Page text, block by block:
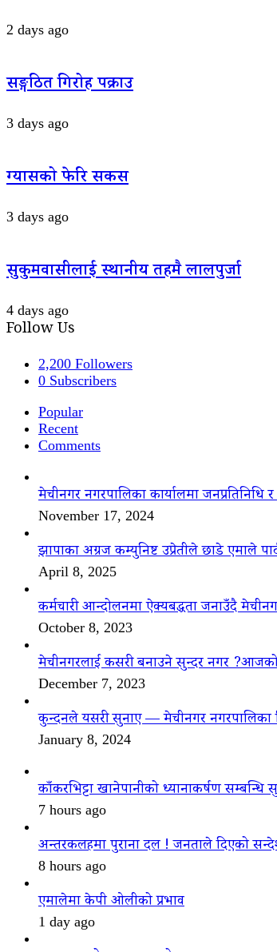
2 days ago
सङ्गठित गिरोह पक्राउ
3 days ago
ग्यासको फेरि सकस
3 days ago
सुकुमवासीलाई स्थानीय तहमै लालपुर्जा
4 days ago
Follow Us
2,200 Followers
0 Subscribers
Popular
Recent
Comments
मेचीनगर नगरपालिका कार्यालमा जनप्रतिनिधि
November 17, 2024
झापाका अग्रज कम्युनिष्ट उप्रेतीले छाडे एमाले
April 8, 2025
कर्मचारी आन्दोलनमा ऐक्यबद्धता जनाउँदै
October 8, 2023
मेचीनगरलाई कसरी बनाउने सुन्दर नगर ?आजको
December 7, 2023
कुन्दनले यसरी सुनाए — मेचीनगर नगरपालिका
January 8, 2024
काँकरभिट्टा खानेपानीको ध्यानाकर्षण सम्बन्धि
7 hours ago
अन्तरकलहमा पुराना दल ! जनताले दिएको
8 hours ago
एमालेमा केपी ओलीको प्रभाव
1 day ago